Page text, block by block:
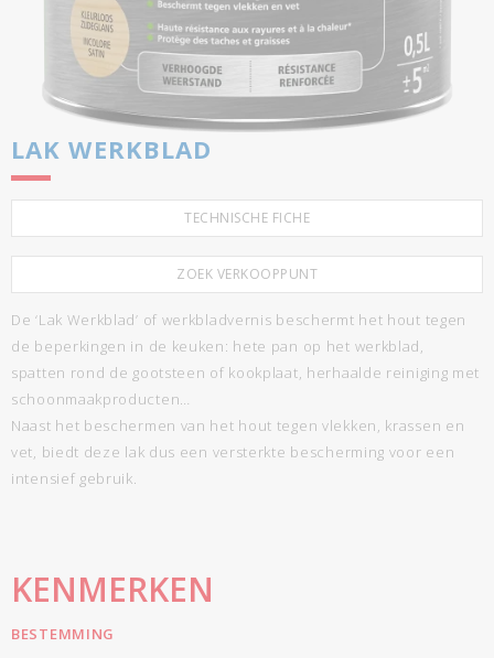
LAK WERKBLAD
TECHNISCHE FICHE
ZOEK VERKOOPPUNT
De ‘Lak Werkblad’ of werkbladvernis beschermt het hout tegen
de beperkingen in de keuken: hete pan op het werkblad,
spatten rond de gootsteen of kookplaat, herhaalde reiniging met
schoonmaakproducten…
Naast het beschermen van het hout tegen vlekken, krassen en
vet, biedt deze lak dus een versterkte bescherming voor een
intensief gebruik.
KENMERKEN
BESTEMMING